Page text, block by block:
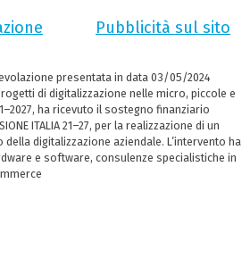
Pubblicità sul sito
presentata in data 03/05/2024
di digitalizzazione nelle micro, piccole e
ha ricevuto il sostegno finanziario
ITALIA 21–27, per la realizzazione di un
digitalizzazione aziendale. L’intervento ha
e software, consulenze specialistiche in